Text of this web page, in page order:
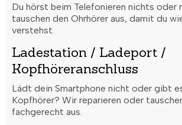
Du hörst beim Telefonieren nichts oder
tauschen den Ohrhörer aus, damit du
verstehst.
Ladestation / Ladeport /
Kopfhöreranschluss
Lädt dein Smartphone nicht oder gibt
Kopfhörer? Wir reparieren oder
fachgerecht aus.